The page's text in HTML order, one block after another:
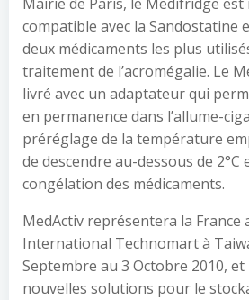
compatible avec la Sandostatine
deux médicaments les plus
traitement de l’acromégalie. Le
livré avec un adaptateur qui
en permanence dans l’allume-
préréglage de la température
de descendre au-dessous de 2°C
congélation des médicaments.
MedActiv représentera la France
International Technomart à
Septembre au 3 Octobre 2010,
nouvelles solutions pour le